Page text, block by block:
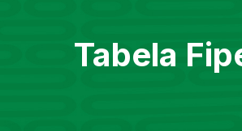
Tabela